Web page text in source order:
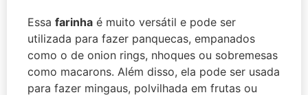
Essa farinha é muito versátil e pode ser
utilizada para fazer panquecas, empanados
como o de onion rings, nhoques ou sobremesas
como macarons. Além disso, ela pode ser usada
para fazer mingaus, polvilhada em frutas ou